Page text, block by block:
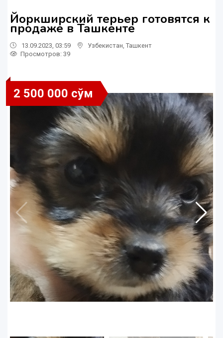
Йоркширский терьер готовятся к
продаже в Ташкенте
13.09.2023, 03:59 Узбекистан Ташкент
Просмотров: 39
2 500 000 сўм